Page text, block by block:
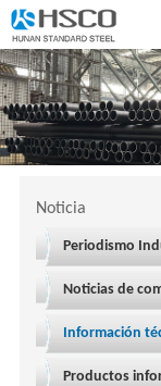
Noticia
Periodismo
Noticias de
Información
Productos